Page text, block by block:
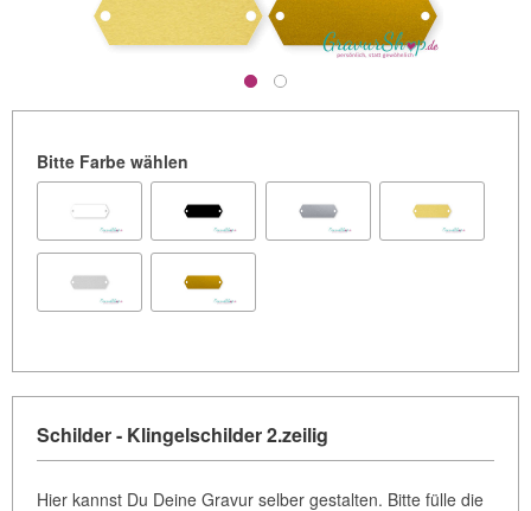
Bitte Farbe wählen
Schilder - Klingelschilder 2.zeilig
Hier kannst Du Deine Gravur selber gestalten. Bitte fülle die